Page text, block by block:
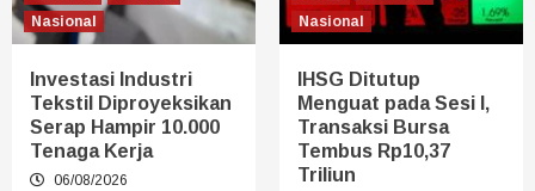
Nasional
Investasi Industri
Tekstil Diproyeksikan
Serap Hampir 10.000
Tenaga Kerja
06/08/2026
Nasional
IHSG Ditutup
Menguat pada Sesi I,
Transaksi Bursa
Tembus Rp10,37
Triliun